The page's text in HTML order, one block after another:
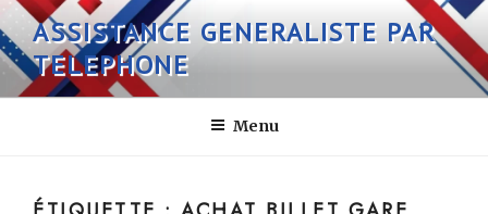
Aller
au
contenu
principal
ASSISTANCE GENERALISTE PAR
TELEPHONE
Menu